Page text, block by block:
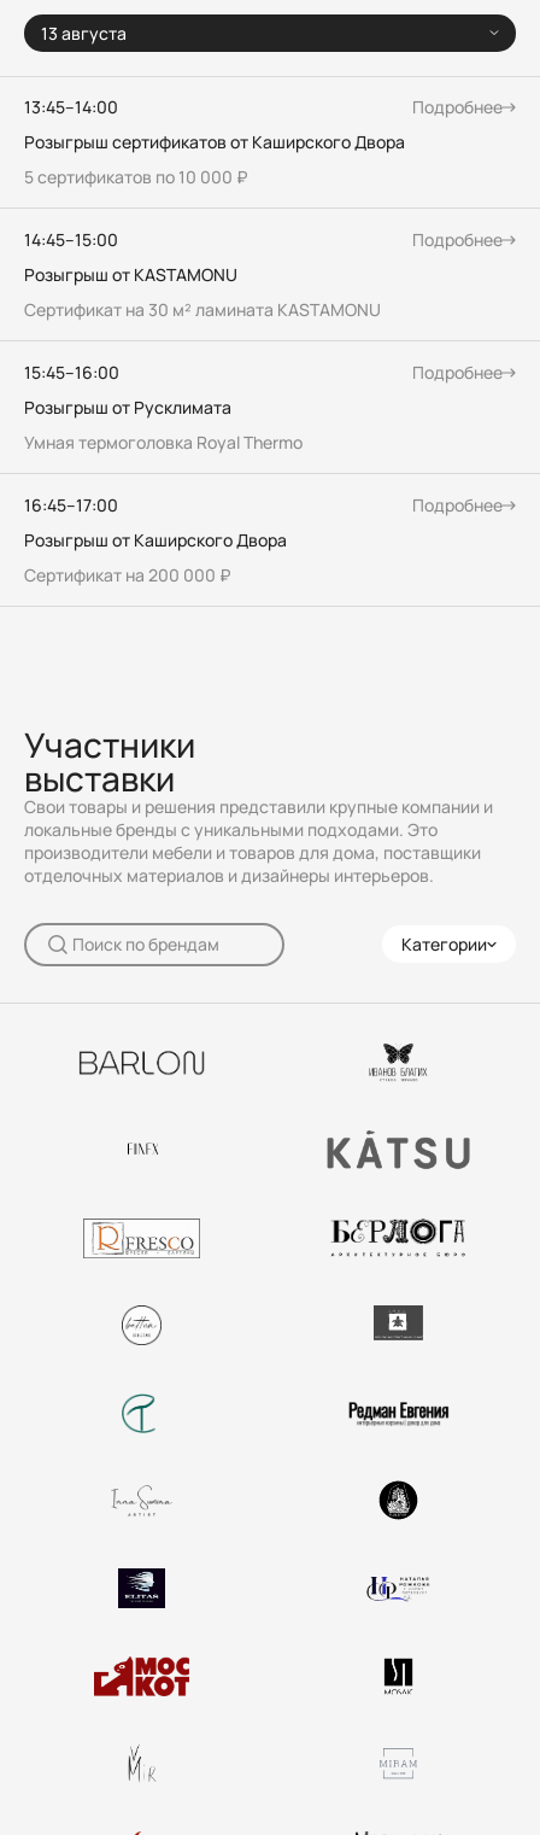
13 августа
13:45–14:00
Розыгрыш сертификатов от Каширского Двора
5 сертификатов по 10 000 ₽
Подробнее
14:45–15:00
Розыгрыш от KASTAMONU
Сертификат на 30 м² ламината KASTAMONU
Подробнее
15:45–16:00
Розыгрыш от Русклимата
Умная термоголовка Royal Thermo
Подробнее
16:45–17:00
Розыгрыш от Каширского Двора
Сертификат на 200 000 ₽
Подробнее
Участники
выставки
Свои товары и решения представили крупные компании и
локальные бренды с уникальными подходами. Это
производители мебели и товаров для дома, поставщики
отделочных материалов и дизайнеры интерьеров.
Категории